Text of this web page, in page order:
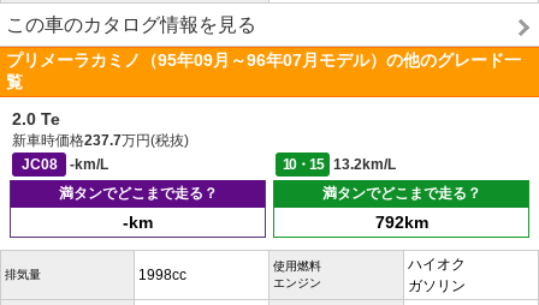
この車のカタログ情報を見る
プリメーラカミノ（95年09月～96年07月モデル）の他のグレード一
覧
2.0 Te
新車時価格237.7万円(税抜)
JC08
-km/L 10・15
13.2km/L
満タンでどこまで走る？
-km
満タンでどこまで走る？
792km
排気量 1998cc
使用燃料
エンジン
ハイオク
ガソリン